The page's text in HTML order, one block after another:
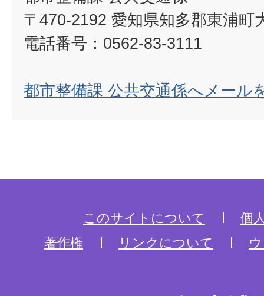
〒470-2192 愛知県知多郡東浦町
電話番号：0562-83-3111
都市整備課 公共交通係へメール
このサイトについて
個
著作権
リンクについて